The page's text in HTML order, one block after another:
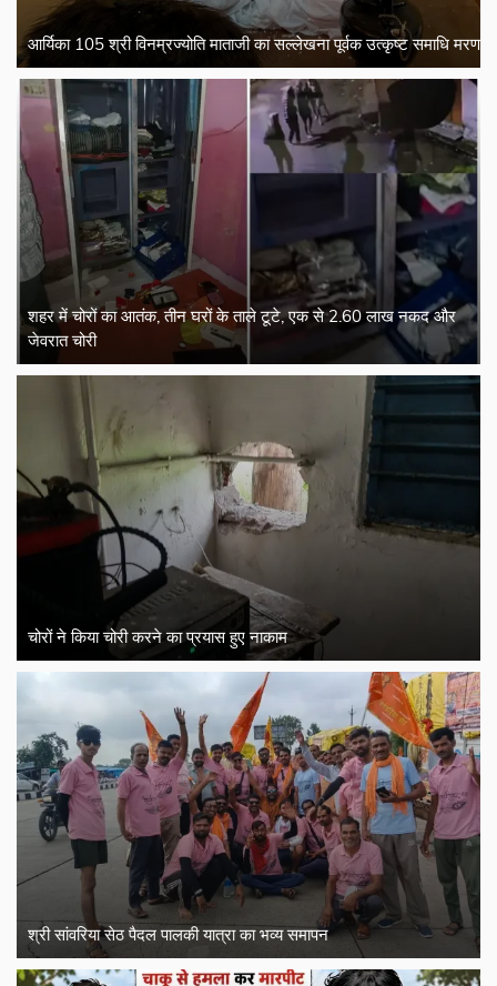
आर्यिका 105 श्री विनम्रज्योति माताजी का सल्लेखना पूर्वक उत्कृष्ट समाधि मरण
शहर में चोरों का आतंक, तीन घरों के ताले टूटे, एक से 2.60 लाख नकद और
जेवरात चोरी
चोरों ने किया चोरी करने का प्रयास हुए नाकाम
श्री सांवरिया सेठ पैदल पालकी यात्रा का भव्य समापन